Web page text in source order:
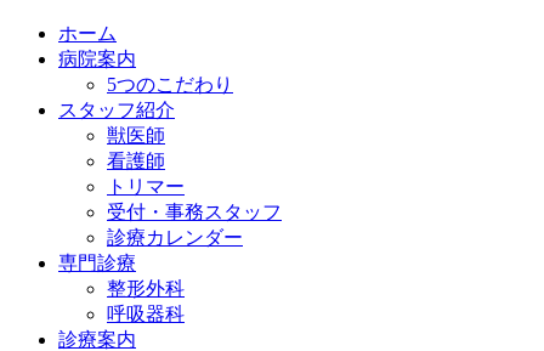
ホーム
病院案内
5つのこだわり
スタッフ紹介
獣医師
看護師
トリマー
受付・事務スタッフ
診療カレンダー
専門診療
整形外科
呼吸器科
診療案内